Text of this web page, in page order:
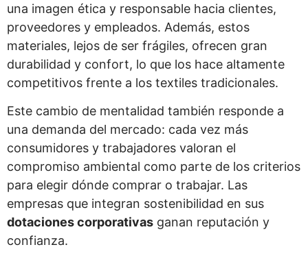
una imagen ética y responsable hacia clientes,
proveedores y empleados. Además, estos
materiales, lejos de ser frágiles, ofrecen gran
durabilidad y confort, lo que los hace altamente
competitivos frente a los textiles tradicionales.
Este cambio de mentalidad también responde a
una demanda del mercado: cada vez más
consumidores y trabajadores valoran el
compromiso ambiental como parte de los criterios
para elegir dónde comprar o trabajar. Las
empresas que integran sostenibilidad en sus
dotaciones corporativas ganan reputación y
confianza.